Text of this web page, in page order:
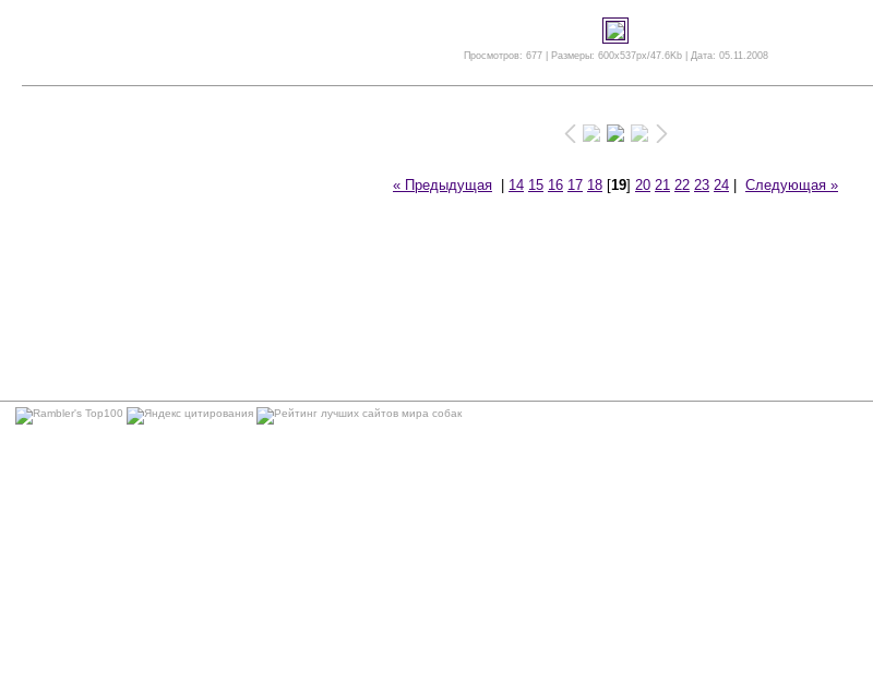
Просмотров: 677 | Размеры: 600x537px/47.6Kb | Дата: 05.11.2008
« Предыдущая 14 15 16 17 18 [19] 20 21 22 23 24 Следующая »